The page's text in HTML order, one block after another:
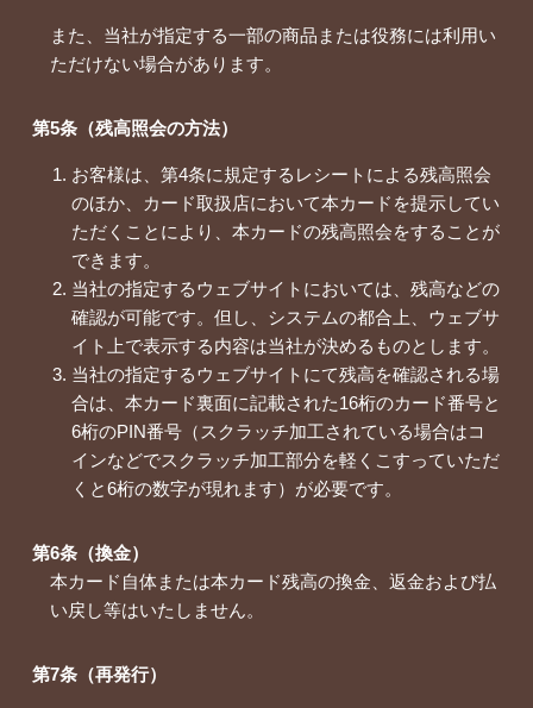
また、当社が指定する一部の商品または役務には利用い
ただけない場合があります。
第5条（残高照会の方法）
お客様は、第4条に規定するレシートによる残高照会
のほか、カード取扱店において本カードを提示してい
ただくことにより、本カードの残高照会をすることが
できます。
当社の指定するウェブサイトにおいては、残高などの
確認が可能です。但し、システムの都合上、ウェブサ
イト上で表示する内容は当社が決めるものとします。
当社の指定するウェブサイトにて残高を確認される場
合は、本カード裏面に記載された16桁のカード番号と
6桁のPIN番号（スクラッチ加工されている場合はコ
インなどでスクラッチ加工部分を軽くこすっていただ
くと6桁の数字が現れます）が必要です。
第6条（換金）
本カード自体または本カード残高の換金、返金および払
い戻し等はいたしません。
第7条（再発行）